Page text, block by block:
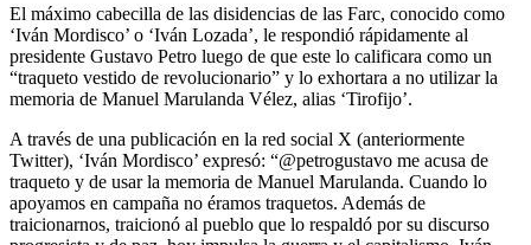
El máximo cabecilla de las disidencias de las Farc, conocido como
‘Iván Mordisco’ o ‘Iván Lozada’, le respondió rápidamente al
presidente Gustavo Petro luego de que este lo calificara como un
“traqueto vestido de revolucionario” y lo exhortara a no utilizar la
memoria de Manuel Marulanda Vélez, alias ‘Tirofijo’.
A través de una publicación en la red social X (anteriormente
Twitter), ‘Iván Mordisco’ expresó: “@petrogustavo me acusa de
traqueto y de usar la memoria de Manuel Marulanda. Cuando lo
apoyamos en campaña no éramos traquetos. Además de
traicionarnos, traicionó al pueblo que lo respaldó por su discurso